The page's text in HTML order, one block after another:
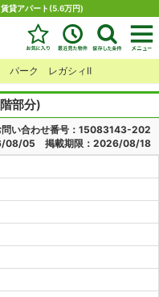
貸アパート(5.6万円)
パーク レガシィⅡ
部分)
問い合わせ番号：15083143-202
08/05 掲載期限：2026/08/18